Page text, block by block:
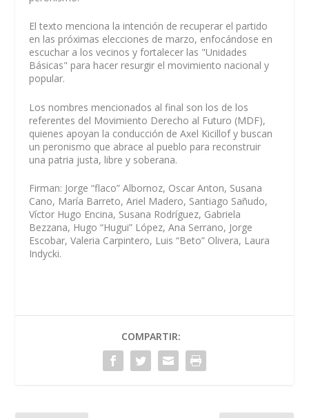
El texto menciona la intención de recuperar el partido
en las próximas elecciones de marzo, enfocándose en
escuchar a los vecinos y fortalecer las "Unidades
Básicas" para hacer resurgir el movimiento nacional y
popular.
Los nombres mencionados al final son los de los
referentes del Movimiento Derecho al Futuro (MDF),
quienes apoyan la conducción de Axel Kicillof y buscan
un peronismo que abrace al pueblo para reconstruir
una patria justa, libre y soberana.
Firman: Jorge “flaco” Albornoz, Oscar Anton, Susana
Cano, María Barreto, Ariel Madero, Santiago Sañudo,
Víctor Hugo Encina, Susana Rodríguez, Gabriela
Bezzana, Hugo “Hugui” López, Ana Serrano, Jorge
Escobar, Valeria Carpintero, Luis “Beto” Olivera, Laura
Indycki.
COMPARTIR: